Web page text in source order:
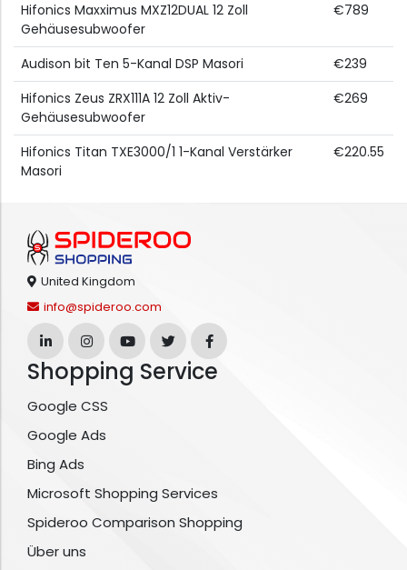
Hifonics Maxximus MXZ12DUAL 12 Zoll
Gehäusesubwoofer
€789
Audison bit Ten 5-Kanal DSP Masori
€239
Hifonics Zeus ZRX111A 12 Zoll Aktiv-
Gehäusesubwoofer
€269
Hifonics Titan TXE3000/1 1-Kanal Verstärker
Masori
€220.55
United Kingdom
info@spideroo.com
Shopping Service
Google CSS
Google Ads
Bing Ads
Microsoft Shopping Services
Spideroo Comparison Shopping
Über uns